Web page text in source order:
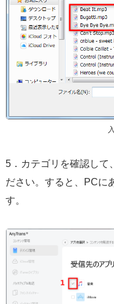
5．カテゴリを確認して
ださい。すると、PCに
す。